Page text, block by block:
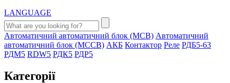
LANGUAGE
Автоматичний автоматичний блок (MCB) Автоматичний
автоматичний блок (MCCB) АКБ Контактор Реле РДБ5-63
РДМ5 RDW5 РДК5 РДР5
Категорії